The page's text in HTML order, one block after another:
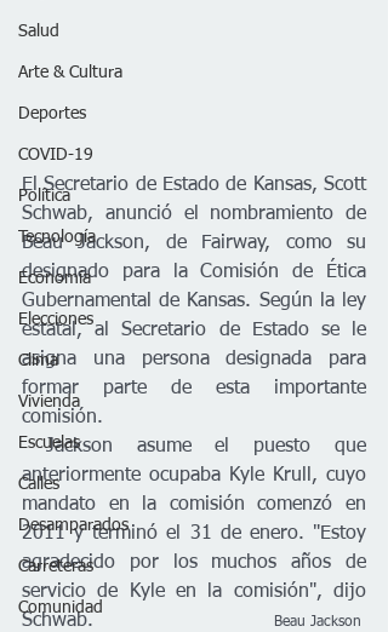
Salud
Arte & Cultura
Deportes
COVID-19
Política
Tecnología
Economía
Elecciones
Clima
Vivienda
Escuelas
Calles
Desamparados
Carreteras
Comunidad
El Secretario de Estado de Kansas, Scott
Schwab, anunció el nombramiento de
Beau Jackson, de Fairway, como su
designado para la Comisión de Ética
Gubernamental de Kansas. Según la ley
estatal, al Secretario de Estado se le
asigna una persona designada para
formar parte de esta importante
comisión.
Jackson asume el puesto que
anteriormente ocupaba Kyle Krull, cuyo
mandato en la comisión comenzó en
2011 y terminó el 31 de enero. "Estoy
agradecido por los muchos años de
servicio de Kyle en la comisión", dijo
Schwab.
Beau Jackson